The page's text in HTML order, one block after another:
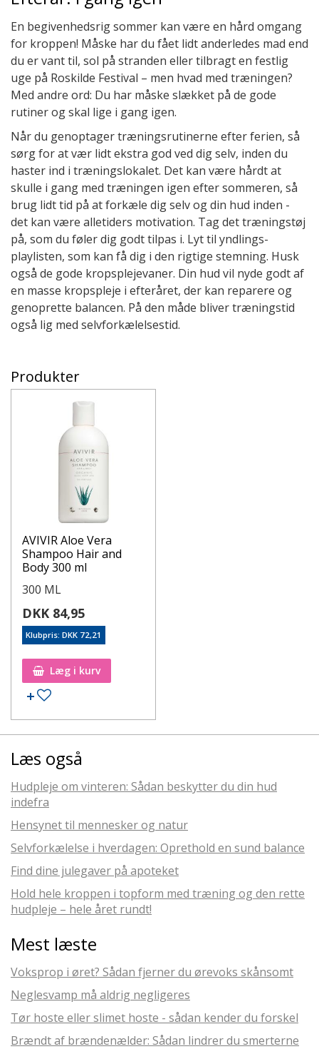
En begivenhedsrig sommer kan være en hård omgang
for kroppen! Måske har du fået lidt anderledes mad end
du er vant til, sol på stranden eller tilbragt en festlig
uge på Roskilde Festival – men hvad med træningen?
Med andre ord: Du har måske slækket på de gode
rutiner og skal lige i gang igen.
Når du genoptager træningsrutinerne efter ferien, så
sørg for at vær lidt ekstra god ved dig selv, inden du
haster ind i træningslokalet. Det kan være hårdt at
skulle i gang med træningen igen efter sommeren, så
brug lidt tid på at forkæle dig selv og din hud inden -
det kan være alletiders motivation. Tag det træningstøj
på, som du føler dig godt tilpas i. Lyt til yndlings-
playlisten, som kan få dig i den rigtige stemning. Husk
også de gode kropsplejevaner. Din hud vil nyde godt af
en masse kropspleje i efteråret, der kan reparere og
genoprette balancen. På den måde bliver træningstid
også lig med selvforkælelsestid.
Produkter
AVIVIR Aloe Vera
Shampoo Hair and
Body 300 ml
300 ML
DKK 84,95
Klubpris: DKK 72,21
Læg i kurv
Læs også
Hudpleje om vinteren: Sådan beskytter du din hud
indefra
Hensynet til mennesker og natur
Selvforkælelse i hverdagen: Oprethold en sund balance
Find dine julegaver på apoteket
Hold hele kroppen i topform med træning og den rette
hudpleje – hele året rundt!
Mest læste
Voksprop i øret? Sådan fjerner du ørevoks skånsomt
Neglesvamp må aldrig negligeres
Tør hoste eller slimet hoste - sådan kender du forskel
Brændt af brændenælder: Sådan lindrer du smerterne